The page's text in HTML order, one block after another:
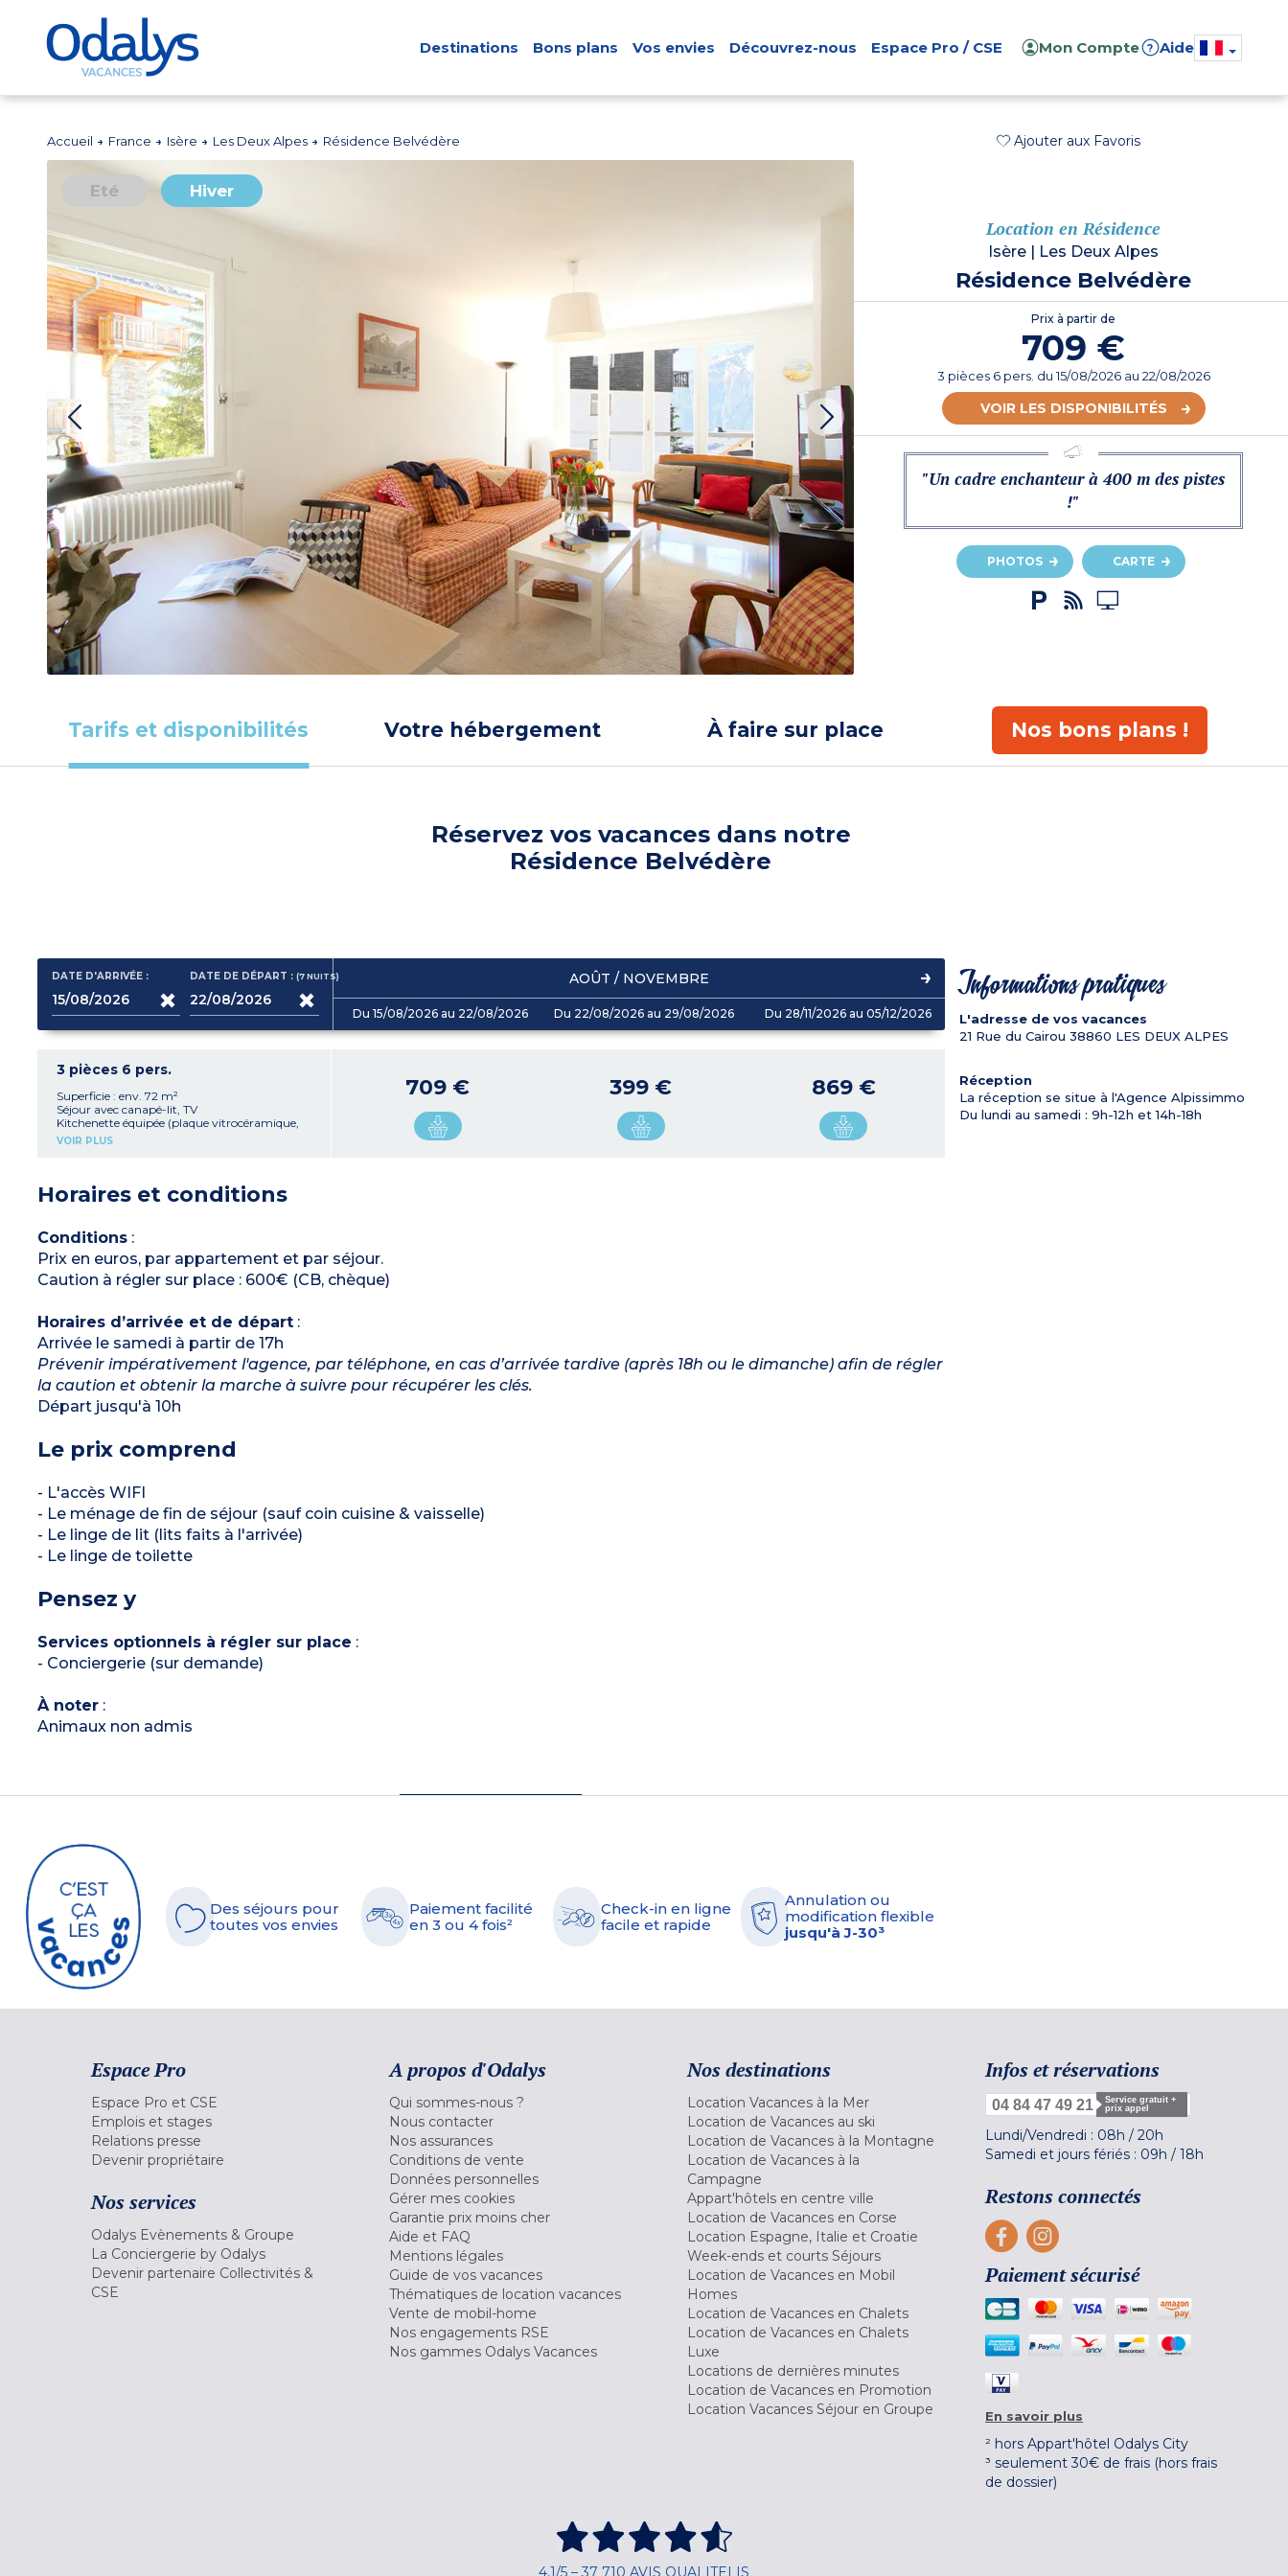
Destinations Bons plans Vos envies Découvrez-nous Espace Pro / CSE Mon Compte ? Aide
Accueil France Isère Les Deux Alpes Résidence Belvédère Ajouter aux Favoris
Eté Hiver
Location en Résidence
Isère Les Deux Alpes
Résidence Belvédère
Prix à partir de
709 €
3 pièces 6 pers. du15/08/2026au 22/08/2026
VOIR LES DISPONIBILITÉS
"Un cadre enchanteur à 400 m des pistes
!"
PHOTOS CARTE
Tarifs et disponibilités Votre hébergement À faire sur place Nos bons plans !
Réservez vos vacances dans notre
Résidence Belvédère
DATE D'ARRIVÉE : DATE DE DÉPART :(7NUITS) AOÛT / NOVEMBRE
Du 15/08/2026 au 22/08/2026 Du 22/08/2026 au 29/08/2026 Du 28/11/2026 au 05/12/2026
3 pièces 6 pers.
Superficie : env. 72 m²
Séjour avec canapé-lit, TV
Kitchenette équipée (plaque vitrocéramique,
micro-ondes, lave-vaisselle, bouilloire, grille-
Salle de bain
WC séparé
VOIR PLUS
709 € 399 € 869 €
Horaires et conditions
Conditions:
Prix en euros, par appartement et par séjour.
Caution à régler sur place : 600€ (CB, chèque)
Horaires d’arrivée et de départ:
Arrivée le samedi à partir de 17h
Prévenir impérativement l'agence, par téléphone, en cas d’arrivée tardive (après 18h ou le dimanche) afin de régler
la caution et obtenir la marche à suivre pour récupérer les clés.
Départ jusqu'à 10h
Le prix comprend
- L'accès WIFI
- Le ménage de fin de séjour (sauf coin cuisine & vaisselle)
- Le linge de lit (lits faits à l'arrivée)
- Le linge de toilette
Pensez y
Services optionnels à régler sur place :
- Conciergerie (sur demande)
À noter:
Animaux non admis
Informations pratiques
L'adresse de vos vacances
21 Rue du Cairou 38860 LES DEUX ALPES
Réception
La réception se situe à l'Agence Alpissimmo
Du lundi au samedi : 9h-12h et 14h-18h
Des séjours pour
toutes vos envies
Paiement facilité
en 3 ou 4 fois²
Check-in en ligne
facile et rapide
Annulation ou
modification flexible
jusqu'à J-30³
Espace Pro
Espace Pro et CSE
Emplois et stages
Relations presse
Devenir propriétaire
Nos services
Odalys Evènements & Groupe
La Conciergerie by Odalys
Devenir partenaire Collectivités &
CSE
A propos d'Odalys
Qui sommes-nous ?
Nous contacter
Nos assurances
Conditions de vente
Données personnelles
Gérer mes cookies
Garantie prix moins cher
Aide et FAQ
Mentions légales
Guide de vos vacances
Thématiques de location vacances
Vente de mobil-home
Nos engagements RSE
Nos gammes Odalys Vacances
Nos destinations
Location Vacances à la Mer
Location de Vacances au ski
Location de Vacances à la Montagne
Location de Vacances à la
Campagne
Appart'hôtels en centre ville
Location de Vacances en Corse
Location Espagne, Italie et Croatie
Week-ends et courts Séjours
Location de Vacances en Mobil
Homes
Location de Vacances en Chalets
Location de Vacances en Chalets
Luxe
Locations de dernières minutes
Location de Vacances en Promotion
Location Vacances Séjour en Groupe
Infos et réservations
04 84 47 49 21
Service gratuit +
prix appel
Lundi/Vendredi : 08h / 20h
Samedi et jours fériés : 09h / 18h
Restons connectés
Paiement sécurisé
En savoir plus
² hors Appart'hôtel Odalys City
³ seulement 30€ de frais (hors frais
de dossier)
4,1/5 – 37 710 AVIS QUALITELIS